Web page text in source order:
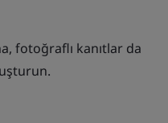
fotoğraflı kanıtlar da